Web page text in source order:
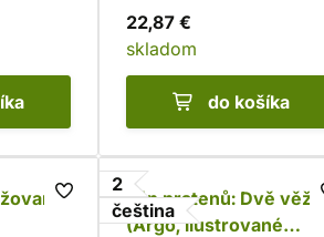
22,87 €
skladom
do košíka
2
čeština
Pán prstenů: Dvě věže
(Argo, ilustrované